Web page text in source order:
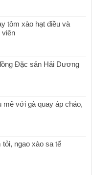
tôm xào hạt điều và
viên
Đặc sản Hải Dương
mê với gà quay áp chảo,
tỏi, ngao xào sa tế